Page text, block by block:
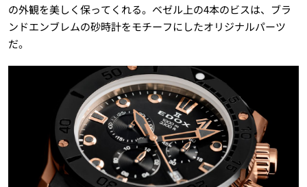
の外観を美しく保ってくれる。ベゼル上の4本のビスは、ブラ
ンドエンブレムの砂時計をモチーフにしたオリジナルパーツ
だ。